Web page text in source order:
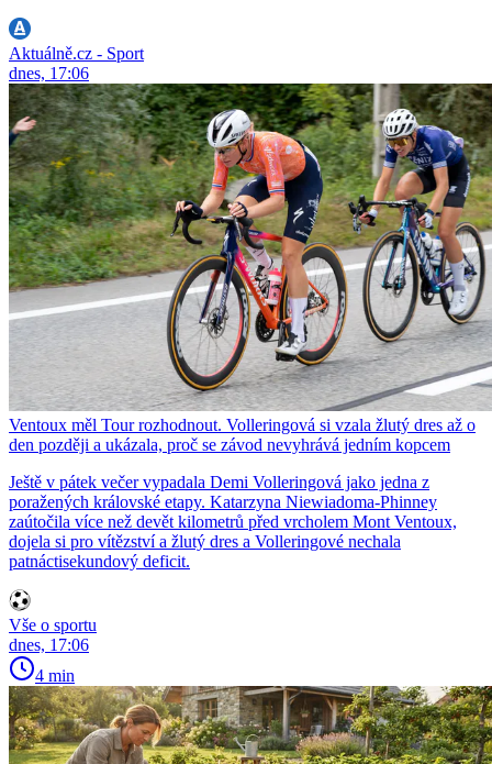
Aktuálně.cz - Sport
dnes, 17:06
Ventoux měl Tour rozhodnout. Volleringová si vzala žlutý dres až o
den později a ukázala, proč se závod nevyhrává jedním kopcem
Ještě v pátek večer vypadala Demi Volleringová jako jedna z
poražených královské etapy. Katarzyna Niewiadoma-Phinney
zaútočila více než devět kilometrů před vrcholem Mont Ventoux,
dojela si pro vítězství a žlutý dres a Volleringové nechala
patnáctisekundový deficit.
Vše o sportu
dnes, 17:06
4 min